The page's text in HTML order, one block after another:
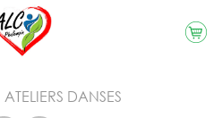
ATELIERS DANSES